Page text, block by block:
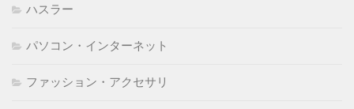
ハスラー
パソコン・インターネット
ファッション・アクセサリ